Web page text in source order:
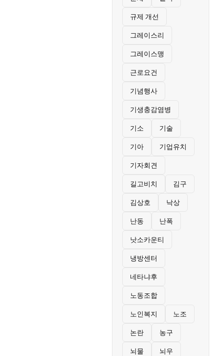
규제 개선
그레이스리
그레이스맹
근로요건
기념행사
기생충감염병
기소 기술
기아 기업유치
기자회견
길고비치 김구
김상호 낙상
난동 난폭
낫소카운티
냉방센터
네타냐후
노동조합
노인복지 노조
논란 농구
뇌물 뇌우